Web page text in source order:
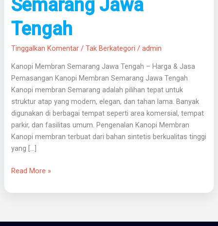
Semarang Jawa
Tengah
Tinggalkan Komentar /Tak Berkategori /admin
Kanopi Membran Semarang Jawa Tengah – Harga & Jasa
Pemasangan Kanopi Membran Semarang Jawa Tengah
Kanopi membran Semarang adalah pilihan tepat untuk
struktur atap yang modern, elegan, dan tahan lama. Banyak
digunakan di berbagai tempat seperti area komersial, tempat
parkir, dan fasilitas umum. Pengenalan Kanopi Membran
Kanopi membran terbuat dari bahan sintetis berkualitas tinggi
yang […]
Jawa
Tengah
Read More »